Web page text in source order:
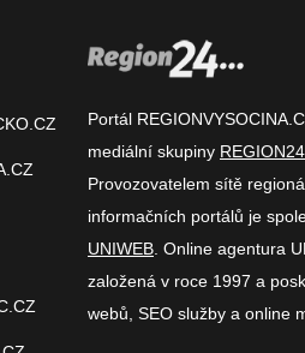
Portál
mediální skupiny
Provozovatelem sítě
informačních portálů je
UNIWEB . Online agentura
založená v roce 1997 a
webů, SEO služby a online